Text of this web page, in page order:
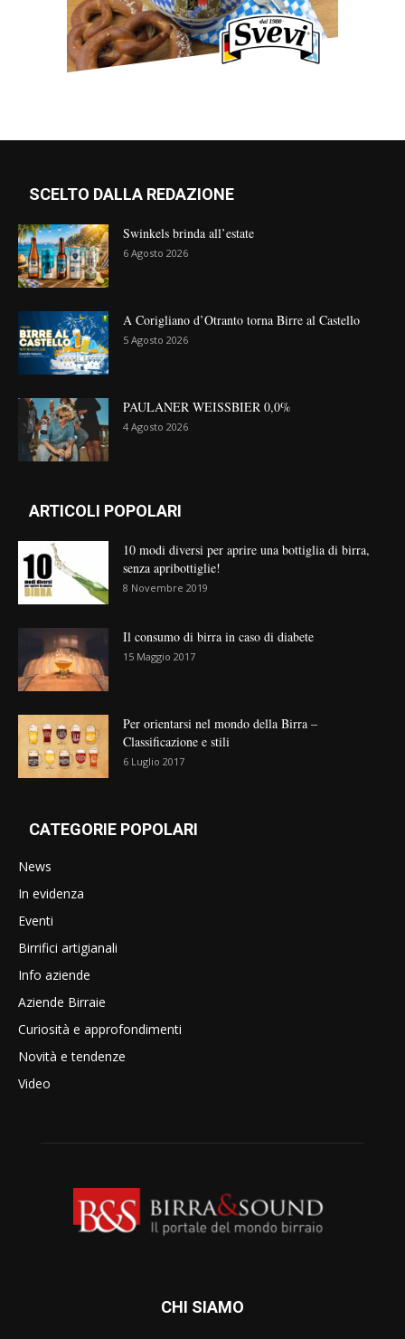
SCELTO DALLA REDAZIONE
Swinkels brinda all’estate
6 Agosto 2026
A Corigliano d’Otranto torna Birre al Castello
5 Agosto 2026
PAULANER WEISSBIER 0,0%
4 Agosto 2026
ARTICOLI POPOLARI
10 modi diversi per aprire una bottiglia di birra,
senza apribottiglie!
8 Novembre 2019
Il consumo di birra in caso di diabete
15 Maggio 2017
Per orientarsi nel mondo della Birra –
Classificazione e stili
6 Luglio 2017
CATEGORIE POPOLARI
News
In evidenza
Eventi
Birrifici artigianali
Info aziende
Aziende Birraie
Curiosità e approfondimenti
Novità e tendenze
Video
CHI SIAMO